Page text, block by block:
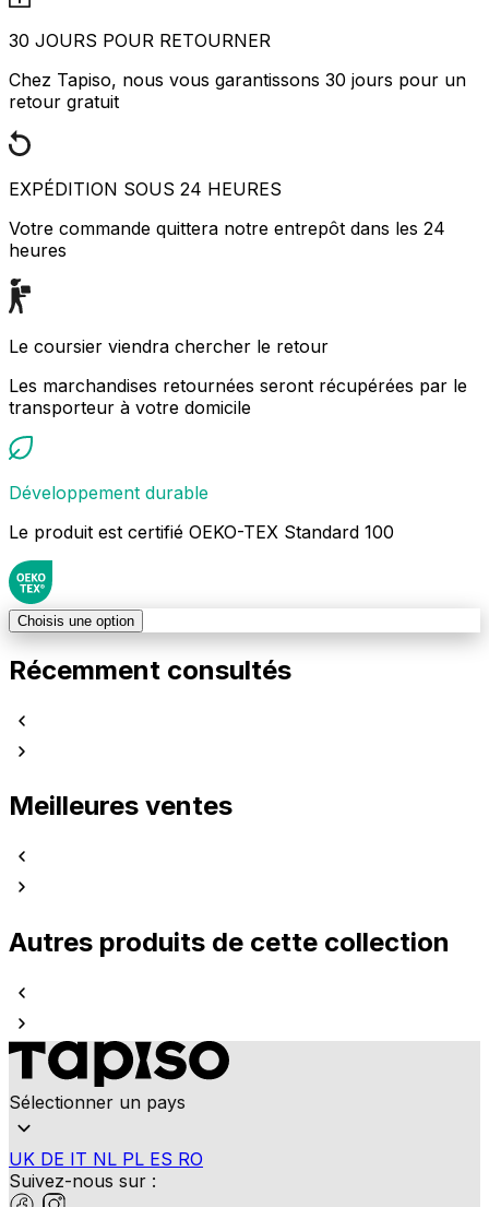
30 JOURS POUR RETOURNER
Chez Tapiso, nous vous garantissons 30 jours pour un
retour gratuit
EXPÉDITION SOUS 24 HEURES
Votre commande quittera notre entrepôt dans les 24
heures
Le coursier viendra chercher le retour
Les marchandises retournées seront récupérées par le
transporteur à votre domicile
Développement durable
Le produit est certifié OEKO-TEX Standard 100
Choisis une option
Récemment consultés
Meilleures ventes
Autres produits de cette collection
Sélectionner un pays
UK DE IT NL PL ES RO
Suivez-nous sur :